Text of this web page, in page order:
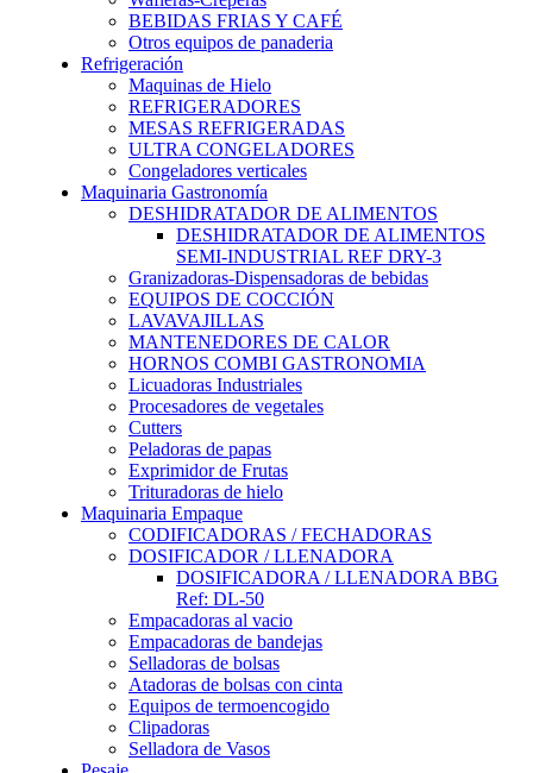
BEBIDAS FRIAS Y CAFÉ
Otros equipos de panaderia
Refrigeración
Maquinas de Hielo
REFRIGERADORES
MESAS REFRIGERADAS
ULTRA CONGELADORES
Congeladores verticales
Maquinaria Gastronomía
DESHIDRATADOR DE ALIMENTOS
DESHIDRATADOR DE ALIMENTOS
SEMI-INDUSTRIAL REF DRY-3
Granizadoras-Dispensadoras de bebidas
EQUIPOS DE COCCIÓN
LAVAVAJILLAS
MANTENEDORES DE CALOR
HORNOS COMBI GASTRONOMIA
Licuadoras Industriales
Procesadores de vegetales
Cutters
Peladoras de papas
Exprimidor de Frutas
Trituradoras de hielo
Maquinaria Empaque
CODIFICADORAS / FECHADORAS
DOSIFICADOR / LLENADORA
DOSIFICADORA / LLENADORA BBG
Ref: DL-50
Empacadoras al vacio
Empacadoras de bandejas
Selladoras de bolsas
Atadoras de bolsas con cinta
Equipos de termoencogido
Clipadoras
Selladora de Vasos